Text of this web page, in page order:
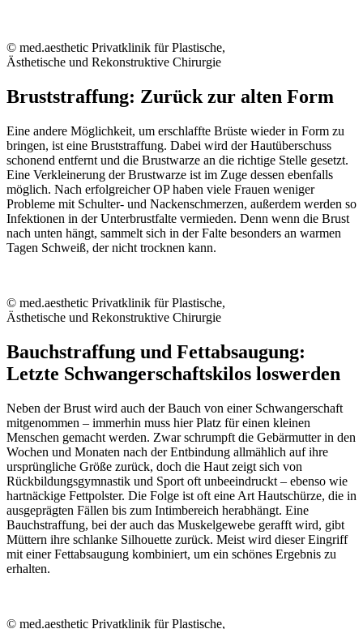
© med.aesthetic Privatklinik für Plastische,
Ästhetische und Rekonstruktive Chirurgie
Bruststraffung: Zurück zur alten Form
Eine andere Möglichkeit, um erschlaffte Brüste wieder in Form zu
bringen, ist eine Bruststraffung. Dabei wird der Hautüberschuss
schonend entfernt und die Brustwarze an die richtige Stelle gesetzt.
Eine Verkleinerung der Brustwarze ist im Zuge dessen ebenfalls
möglich. Nach erfolgreicher OP haben viele Frauen weniger
Probleme mit Schulter- und Nackenschmerzen, außerdem werden so
Infektionen in der Unterbrustfalte vermieden. Denn wenn die Brust
nach unten hängt, sammelt sich in der Falte besonders an warmen
Tagen Schweiß, der nicht trocknen kann.
© med.aesthetic Privatklinik für Plastische,
Ästhetische und Rekonstruktive Chirurgie
Bauchstraffung und Fettabsaugung:
Letzte Schwangerschaftskilos loswerden
Neben der Brust wird auch der Bauch von einer Schwangerschaft
mitgenommen – immerhin muss hier Platz für einen kleinen
Menschen gemacht werden. Zwar schrumpft die Gebärmutter in den
Wochen und Monaten nach der Entbindung allmählich auf ihre
ursprüngliche Größe zurück, doch die Haut zeigt sich von
Rückbildungsgymnastik und Sport oft unbeeindruckt – ebenso wie
hartnäckige Fettpolster. Die Folge ist oft eine Art Hautschürze, die in
ausgeprägten Fällen bis zum Intimbereich herabhängt. Eine
Bauchstraffung, bei der auch das Muskelgewebe gerafft wird, gibt
Müttern ihre schlanke Silhouette zurück. Meist wird dieser Eingriff
mit einer Fettabsaugung kombiniert, um ein schönes Ergebnis zu
erhalten.
© med.aesthetic Privatklinik für Plastische,